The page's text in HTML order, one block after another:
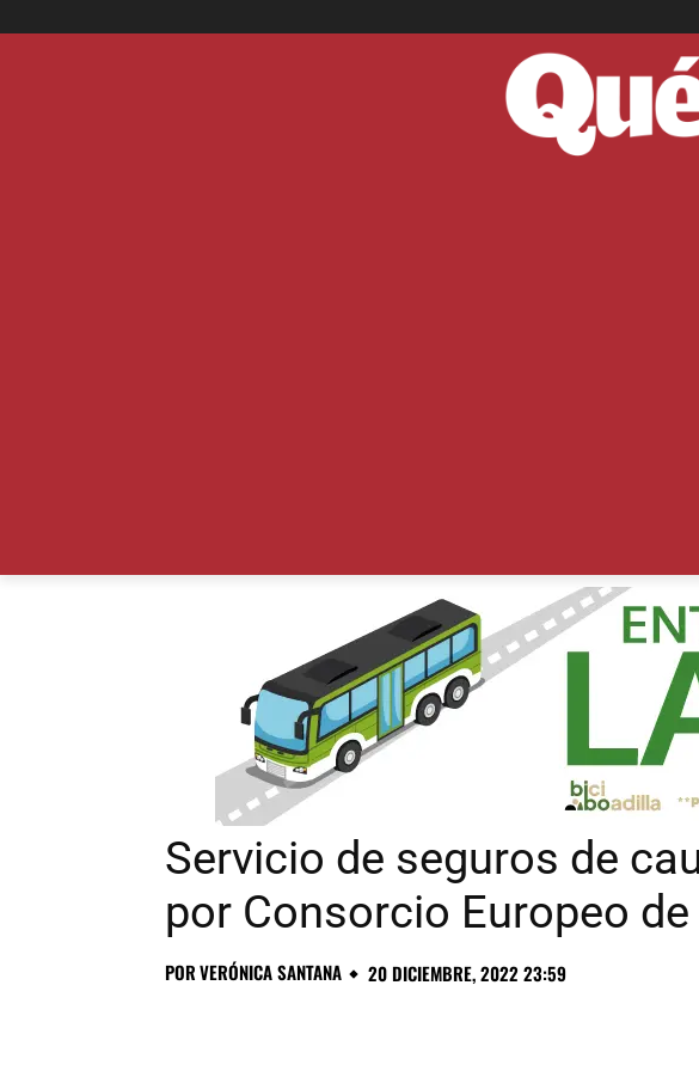
Servicio de seguros de
por Consorcio Europeo de
PORVERÓNICA SANTANA 20 DICIEMBRE, 2022 23:59